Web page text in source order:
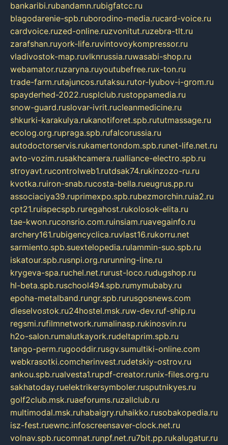
bankaribi.rubandamn.rubigfatcc.ru
blagodarenie-spb.ruborodino-media.rucard-voice.ru
cardvoice.ruzed-online.ruzvonitut.ruzebra-tlt.ru
zarafshan.ruyork-life.ruvintovoykompressor.ru
vladivostok-map.ruvlknrussia.ruwasabi-shop.ru
webamator.ruzaryna.ruyoutubefree.rux-ton.ru
trade-farm.rutajuncos.rutaksu.rutor-lyubov-i-grom.ru
spayderhed-2022.rusplclub.rustoppamedia.ru
snow-guard.ruslovar-ivrit.rucleanmedicine.ru
shkurki-karakulya.rukanotiforet.spb.rututmassage.ru
ecolog.org.rupraga.spb.rufalcorussia.ru
autodoctorservis.rukamertondom.spb.runet-life.net.ru
avto-vozim.rusakhcamera.rualliance-electro.spb.ru
stroyavt.rucontrolweb1.rutdsak74.rukinzozo-ru.ru
kvotka.ruiron-snab.rucosta-bella.rueugrus.pp.ru
associaciya39.ruprimexpo.spb.rubezmorchin.ruia2.ru
cpt21.ruispecspb.ruregahost.rukolosok-elita.ru
tae-kwon.ruconsrio.com.ruinsiam.ruavegainfo.ru
archery161.rubigencyclica.ruvlast16.rukorru.net
sarmiento.spb.suextelopedia.rulammin-suo.spb.ru
iskatour.spb.rusnpi.org.rurunning-line.ru
krygeva-spa.ruchel.net.rurust-loco.rudugshop.ru
hl-beta.spb.ruschool494.spb.rumymubaby.ru
epoha-metalband.rungr.spb.rurusgosnews.com
dieselvostok.ru24hostel.msk.ruw-dev.ruf-ship.ru
regsmi.rufilmnetwork.rumalinasp.rukinosvin.ru
h2o-salon.rumalutkayork.rudeltaprim.spb.ru
tango-perm.rugooddir.rusgv.sumultiki-online.com
webkrasotki.comcherinvest.rudetskiy-ostrov.ru
ankou.spb.rualvesta1.rupdf-creator.runix-files.org.ru
sakhatoday.ruelektrikersymboler.rusputnikyes.ru
golf2club.msk.ruaeforums.ruzallclub.ru
multimodal.msk.ruhabaigry.ruhaikko.rusobakopedia.ru
isz-fest.ruewnc.infoscreensaver-clock.net.ru
volnav.spb.rucomnat.runpf.net.ru7bit.pp.rukalugatur.ru